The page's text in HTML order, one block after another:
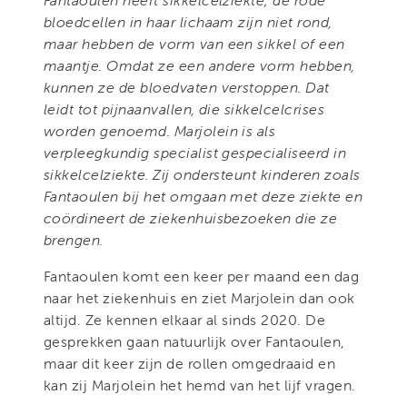
bloedcellen in haar lichaam zijn niet rond,
maar hebben de vorm van een sikkel of een
maantje. Omdat ze een andere vorm hebben,
kunnen ze de bloedvaten verstoppen. Dat
leidt tot pijnaanvallen, die sikkelcelcrises
worden genoemd. Marjolein is als
verpleegkundig specialist gespecialiseerd in
sikkelcelziekte. Zij ondersteunt kinderen zoals
Fantaoulen bij het omgaan met deze ziekte en
coördineert de ziekenhuisbezoeken die ze
brengen.
Fantaoulen komt een keer per maand een dag
naar het ziekenhuis en ziet Marjolein dan ook
altijd. Ze kennen elkaar al sinds 2020. De
gesprekken gaan natuurlijk over Fantaoulen,
maar dit keer zijn de rollen omgedraaid en
kan zij Marjolein het hemd van het lijf vragen.